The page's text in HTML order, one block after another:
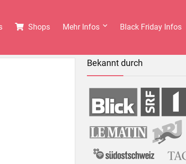
Shops Mehr Infos Black Friday Infos
Bekannt durch